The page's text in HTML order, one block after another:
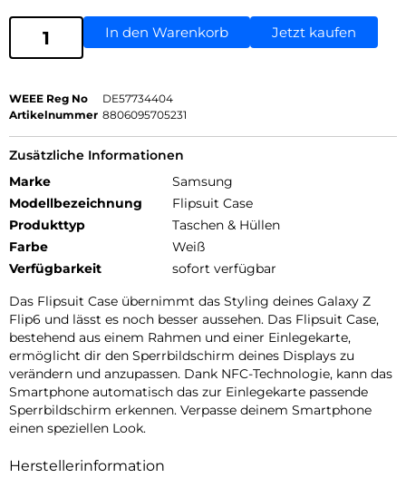
In den Warenkorb Jetzt kaufen
WEEE Reg No
DE57734404
Artikelnummer 8806095705231
Zusätzliche Informationen
Marke
Samsung
Modellbezeichnung
Flipsuit Case
Produkttyp
Taschen & Hüllen
Farbe
Weiß
Verfügbarkeit
sofort verfügbar
Das Flipsuit Case übernimmt das Styling deines Galaxy Z
Flip6 und lässt es noch besser aussehen. Das Flipsuit Case,
bestehend aus einem Rahmen und einer Einlegekarte,
ermöglicht dir den Sperrbildschirm deines Displays zu
verändern und anzupassen. Dank NFC-Technologie, kann das
Smartphone automatisch das zur Einlegekarte passende
Sperrbildschirm erkennen. Verpasse deinem Smartphone
einen speziellen Look.
Herstellerinformation